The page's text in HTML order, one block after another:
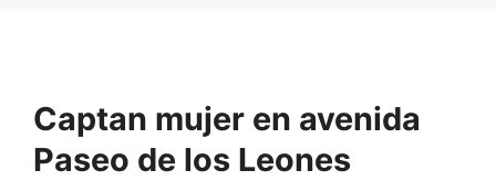
Captan mujer en avenida
Paseo de los Leones